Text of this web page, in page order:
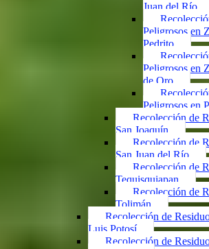
Juan del Río
Peligrosos en
Pedrito
Peligrosos en
de Oro
Peligrosos en
Recolección de
San Joaquín
Recolección de
San Juan del Río
Recolección de
Tequisquiapan
Recolección de
Tolimán
Recolección de
Luis Potosí
Recolección de